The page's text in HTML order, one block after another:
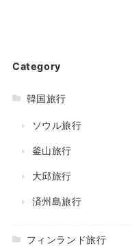
Category
韓国旅行
ソウル旅行
釜山旅行
大邱旅行
済州島旅行
フィンランド旅行